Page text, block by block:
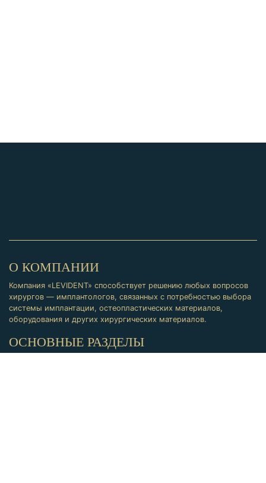
О КОМПАНИИ
Компания «LEVIDENT» способствует решению любых вопросов
хирургов — имплантологов, связанных с потребностью выбора
системы имплантации, остеопластических материалов,
оборудования и других хирургических материалов.
ОСНОВНЫЕ РАЗДЕЛЫ